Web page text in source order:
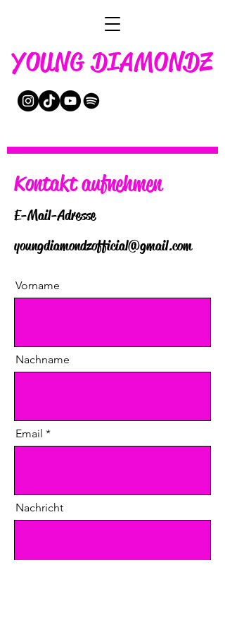
YOUNG DIAMONDZ
Kontakt aufnehmen
E-Mail-Adresse
youngdiamondzofficial@gmail.com
Vorname
Nachname
Email
Nachricht